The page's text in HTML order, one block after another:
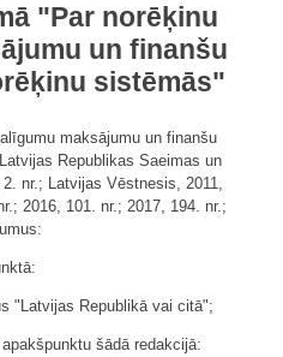
"Par norēķinu
un finanšu
sistēmās"
maksājumu un finanšu
Republikas Saeimas un
nr.; Latvijas Vēstnesis, 2011,
2016, 101. nr.; 2017, 194. nr.;
"Latvijas Republikā vai citā";
šādā redakcijā: